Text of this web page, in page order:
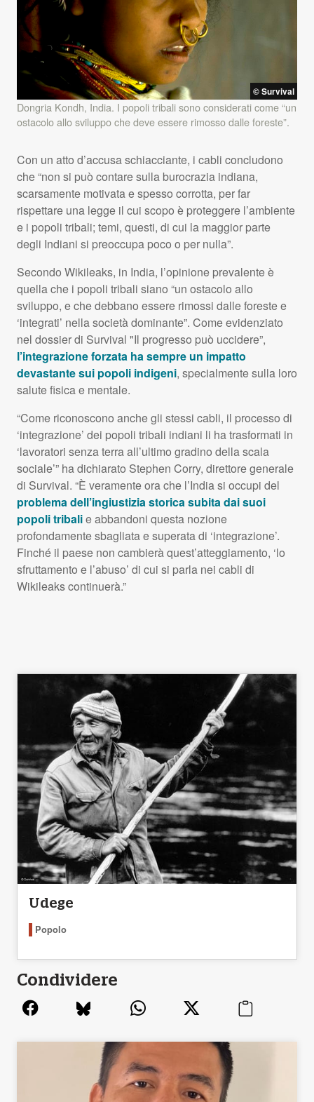
© Survival
Dongria Kondh, India. I popoli tribali sono considerati come “un
ostacolo allo sviluppo che deve essere rimosso dalle foreste”.
Con un atto d’accusa schiacciante, i cabli concludono
che “non si può contare sulla burocrazia indiana,
scarsamente motivata e spesso corrotta, per far
rispettare una legge il cui scopo è proteggere l’ambiente
e i popoli tribali; temi, questi, di cui la maggior parte
degli Indiani si preoccupa poco o per nulla”.
Secondo Wikileaks, in India, l’opinione prevalente è
quella che i popoli tribali siano “un ostacolo allo
sviluppo, e che debbano essere rimossi dalle foreste e
‘integrati’ nella società dominante”. Come evidenziato
nel dossier di Survival "Il progresso può uccidere”,
l’integrazione forzata ha sempre un impatto
devastante sui popoli indigeni, specialmente sulla loro
salute fisica e mentale.
“Come riconoscono anche gli stessi cabli, il processo di
‘integrazione’ dei popoli tribali indiani li ha trasformati in
‘lavoratori senza terra all’ultimo gradino della scala
sociale’” ha dichiarato Stephen Corry, direttore generale
di Survival. “È veramente ora che l’India si occupi del
problema dell’ingiustizia storica subita dai suoi
popoli tribalie abbandoni questa nozione
profondamente sbagliata e superata di ‘integrazione’.
Finché il paese non cambierà quest’atteggiamento, ‘lo
sfruttamento e l’abuso’ di cui si parla nei cabli di
Wikileaks continuerà.”
Udege
Popolo
Condividere